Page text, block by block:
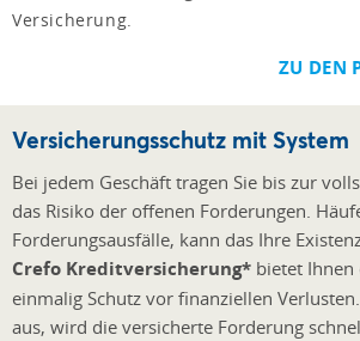
Versicherung.
ZU DEN
Versicherungsschutz mit System
Bei jedem Geschäft tragen Sie bis zur
das Risiko der offenen Forderungen.
Forderungsausfälle, kann das Ihre
Crefo Kreditversicherung* bietet
einmalig Schutz vor finanziellen
aus, wird die versicherte Forderung